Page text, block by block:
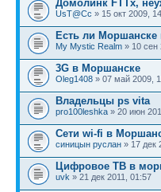
Домолинк FTTx,
UsT@Cc » 15 окт 2009,
Есть ли Моршанске
My Mystic Realm » 10 сен
3G в Моршанске
Oleg1408 » 07 май 2009,
Владельцы ps vita
pro100leshka » 20 июн
Сети wi-fi в
синицын руслан » 17 дек
Цифровое ТВ в
uvk » 21 дек 2011, 01:57